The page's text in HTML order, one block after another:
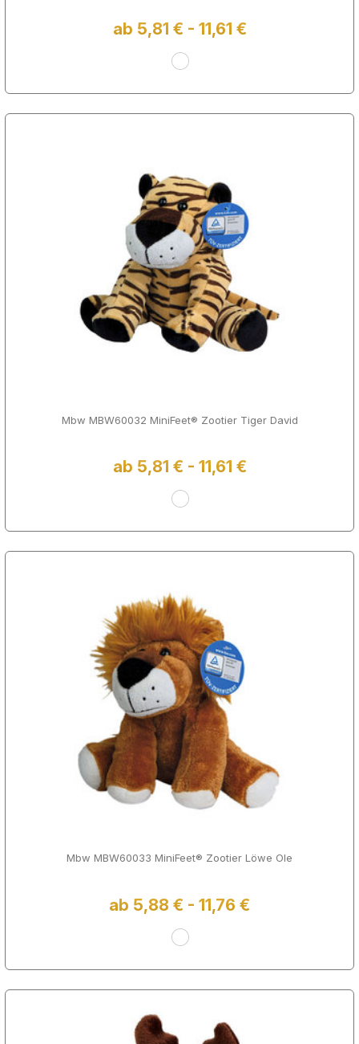
ab 5,81 € - 11,61 €
Mbw MBW60032 MiniFeet® Zootier Tiger David
ab 5,81 € - 11,61 €
Mbw MBW60033 MiniFeet® Zootier Löwe Ole
ab 5,88 € - 11,76 €